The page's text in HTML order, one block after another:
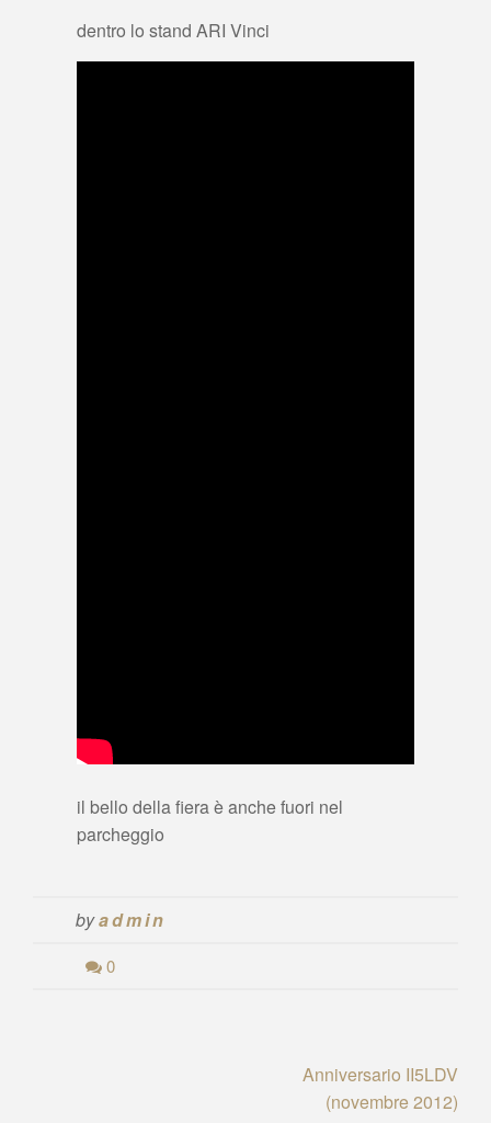
dentro lo stand ARI Vinci
il bello della fiera è anche fuori nel
parcheggio
byadmin
0
Anniversario II5LDV
(novembre 2012)